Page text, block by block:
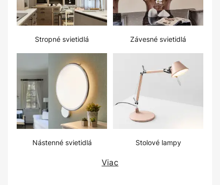
Stropné svietidlá Závesné svietidlá
Nástenné svietidlá Stolové lampy
Viac